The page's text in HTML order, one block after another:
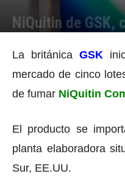
NiQuitin de GSK,
La británica GSK
mercado de cinco
de fumar NiQuitin
El producto se
planta elaboradora
Sur, EE.UU.